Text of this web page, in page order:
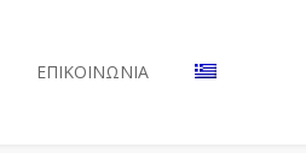
ΕΠΙΚΟΙΝΩΝΙΑ